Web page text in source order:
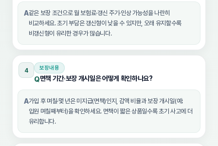
A같은 보장 조건으로 월 보험료·갱신 주기·인상 가능성을 나란히
비교하세요. 초기 부담은 갱신형이 낮을 수 있지만, 오래 유지할수록
비갱신형이 유리한 경우가 많습니다.
4 보장내용
Q면책 기간·보장 개시일은 어떻게 확인하나요?
A가입 후 며칠·몇 년은 미지급(면책)인지, 감액 비율과 보장 개시일(예:
입원 며칠째부터)을 확인하세요. 면책이 짧은 상품일수록 초기 사고에 더
유리합니다.